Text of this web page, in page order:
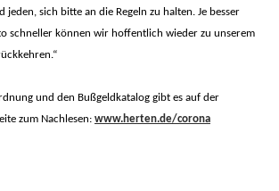
jeden, sich bitte an die Regeln zu halten. Je besser
schneller können wir hoffentlich wieder zu unserem
und den Bußgeldkatalog gibt es auf der
zum Nachlesen: www.herten.de/corona